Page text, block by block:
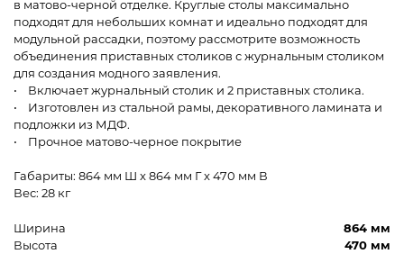
в матово-черной отделке. Круглые столы максимально
подходят для небольших комнат и идеально подходят для
модульной рассадки, поэтому рассмотрите возможность
объединения приставных столиков с журнальным столиком
для создания модного заявления.
• Включает журнальный столик и 2 приставных столика.
• Изготовлен из стальной рамы, декоративного ламината и
подложки из МДФ.
• Прочное матово-черное покрытие
Габариты: 864 мм Ш x 864 мм Г x 470 мм В
Вес: 28 кг
Ширина
864 мм
Высота
470 мм